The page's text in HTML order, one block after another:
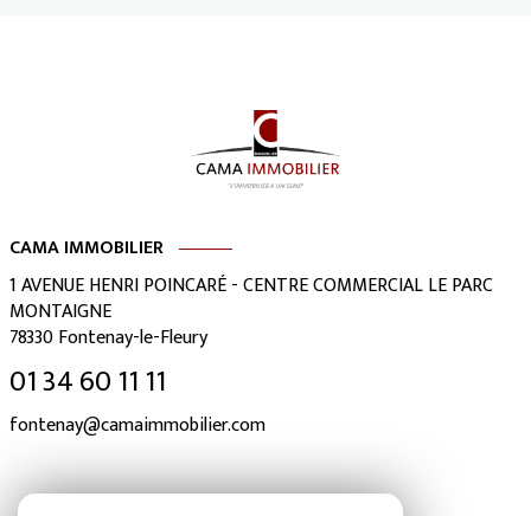
CAMA IMMOBILIER
1 AVENUE HENRI POINCARÉ - CENTRE COMMERCIAL LE PARC
MONTAIGNE
78330Fontenay-le-Fleury
01 34 60 11 11
fontenay@camaimmobilier.com